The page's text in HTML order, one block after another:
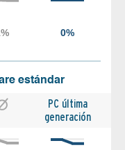
estándar
PC última
generación